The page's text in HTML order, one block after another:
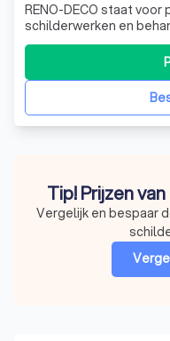
RENO-DECO staat
schilderwerken en
(verf)technieken en
professionelen. We
nemen evengoed
vooral toe op
Tip! Prijzen
Vergelijk en bespaar